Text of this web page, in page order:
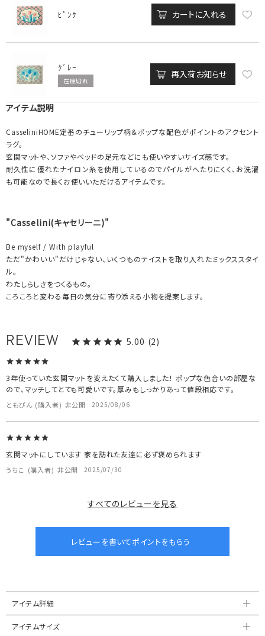
ﾋﾟﾝｸ カートに入れる
ｸﾞﾚｰ
在庫切れ
再入荷お知らせ
アイテム説明
CasseliniHOME定番のチューリップ柄＆ポップな配色がポイントのアクセント
ラグ。
玄関マットや、ソファやベッドの足元などにも使いやすいサイズ感です。
耐久性に優れたナイロン糸を使用しているのでパイルがへたりにくく、お洗濯
も可能なので長くお使いいただけるアイテムです。
"Casselini(キャセリーニ)"
Be myself / With playful
ただ"かわいい"だけじゃない、いくつものテイストを取り入れたミックススタイ
ル。
わたしらしさをつくるもの。
ころころと変わる毎日の気分に寄り添える小物を提案します。
5.00 2
ともぴん 購入者 非公開 2025/08/06
3年使っていた玄関マットを変えたくて購入しました！ ポップな色合いの部屋な
ので、マッチしてとても可愛いです。厚みもしっかりあって値段相応です。
うちこ 購入者 非公開 2025/07/30
玄関マットにしています 家を訪れた友達に必ず褒められます
すべてのレビューを見る
アイテム詳細
アイテムサイズ